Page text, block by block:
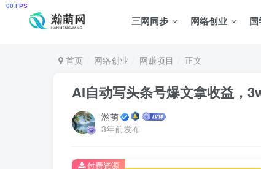
三网同步 网络创业
首页 网络创业 网赚项目 正文
AI自动写头条号爆文拿收益，
瀚萌
3年前发布
付费资源